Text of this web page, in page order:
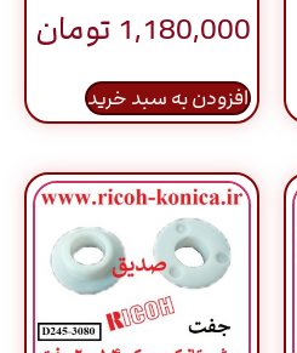
1,180,000 تومان
افزودن به سبد خرید